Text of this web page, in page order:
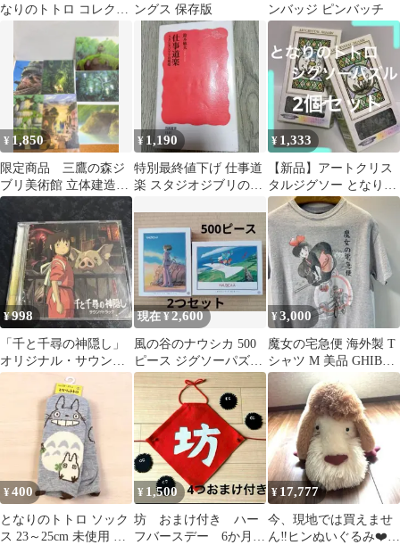
なりのトトロ コレクシ
ングス 保存版
ンバッジ ピンバッチ
¥ 1,850
限定商品 三鷹の森ジ
ブリ美術館 立体建造物
展ポストカード 7点
¥ 1,190
特別最終値下げ 仕事道
楽 スタジオジブリの現
¥ 1,333
【新品】アートクリス
タルジグソー となりの
トトロ 126ピース 2個セ
ット
¥998
「千と千尋の神隠し」
オリジナル・サウンド
トラック
現在 ¥2,600
風の谷のナウシカ 500
ピース ジグソーパズル
2点セット
¥3,000
魔女の宅急便 海外製 T
シャツ M 美品 GHIBLI
ジブリ
¥400
となりのトトロ ソック
ス 23～25cm 未使用 タ
¥ 1,500
坊 おまけ付き ハー
フバースデー 6か月
¥ 17,777
今、現地では買えませ
ん‼️ヒンぬいぐるみ❤️ジ